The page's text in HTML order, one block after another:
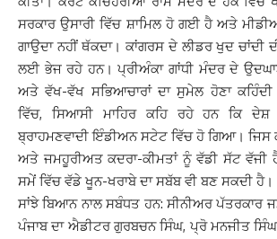
ਸਰਕਾਰ ਉਸਾਰੀ ਵਿੱਚ ਸ਼ਾਮਿਲ ਹੋ ਗਈ ਹੈ ਅਤੇ
ਗਾਉਦਾ ਨਹੀਂ ਥੱਕਦਾ। ਕਾਂਗਰਸ ਦੇ ਲੀਡਰ ਖੁਦ ਚਾਂਦੀ
ਲਈ ਭੇਜ ਰਹੇ ਹਨ। ਪ੍ਰੀਅੰਕਾ ਗਾਂਧੀ ਮੰਦਰ ਦੇ
ਅਤੇ ਵੱਖ-ਵੱਖ ਸਭਿਆਚਾਰਾਂ ਦਾ ਸੁਮੇਲ ਹੋਣਾ ਕਹਿੰਦੀ
ਵਿੱਚ, ਸਿਆਸੀ ਮਾਹਿਰ ਕਹਿ ਰਹੇ ਹਨ ਕਿ ਦੇਸ਼
ਬ੍ਰਾਹਮਣਵਾਦੀ ਇੰਡੀਅਨ ਸਟੇਟ ਵਿੱਚ ਹੋ ਗਿਆ। ਜਿਸ
ਅਤੇ ਜਮਹੂਰੀਅਤ ਕਦਰਾ-ਕੀਮਤਾਂ ਨੂੰ ਵੱਡੀ ਸੱਟ ਵੱਜੀ
ਸਮੇਂ ਵਿੱਚ ਵੱਡੇ ਖੂਨ-ਖਰਾਬੇ ਦਾ ਸਬੱਬ ਵੀ ਬਣ ਸਕਦੀ ਹੈ।
ਸਾਂਝੇ ਬਿਆਨ ਨਾਲ ਸਬੰਧਤ ਹਨ: ਸੀਨੀਅਰ ਪੱਤਰਕਾਰ
ਪੰਜਾਬ ਦਾ ਐਡੀਟਰ ਗੁਰਬਚਨ ਸਿੰਘ, ਪ੍ਰੋ ਮਨਜੀਤ